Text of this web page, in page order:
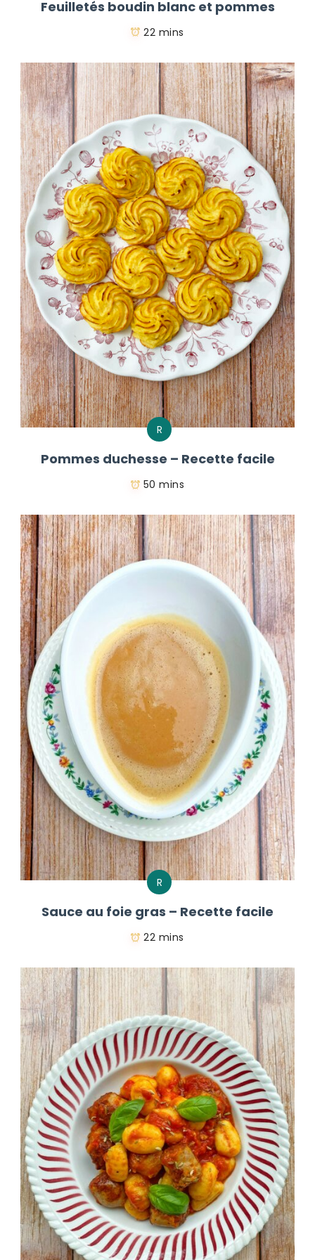
Feuilletés boudin blanc et pommes
22 mins
R
Pommes duchesse – Recette facile
50 mins
R
Sauce au foie gras – Recette facile
22 mins